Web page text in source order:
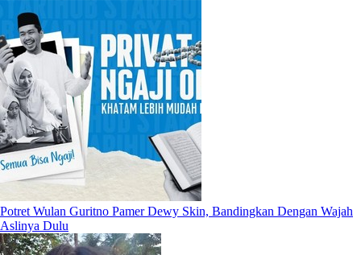
Potret Wulan Guritno Pamer Dewy Skin, Bandingkan Dengan Wajah
Aslinya Dulu